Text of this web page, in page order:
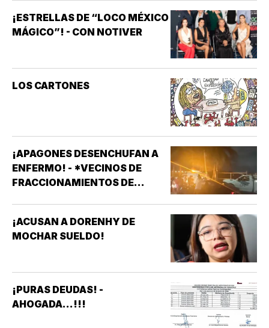
¡ESTRELLAS DE “LOCO MÉXICO
MÁGICO”! - CON NOTIVER
LOS CARTONES
¡APAGONES DESENCHUFAN A
ENFERMO! - *VECINOS DE
FRACCIONAMIENTOS DE
AFECTAN ELEVADORES,
TRATAMIENTOS MÉDICOS Y
¡ACUSAN A DORENHY DE
MOCHAR SUELDO!
¡PURAS DEUDAS! -
AHOGADA...!!!